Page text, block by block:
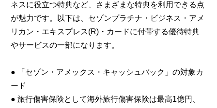
ネスに役立つ特典など、さまざまな特典を利用できる点
が魅力です。以下は、セゾンプラチナ・ビジネス・アメ
リカン・エキスプレス(R)・カードに付帯する優待特典
やサービスの一部になります。
● 「セゾン・アメックス・キャッシュバック」の対象カ
ード
● 旅行傷害保険として海外旅行傷害保険は最高1億円、